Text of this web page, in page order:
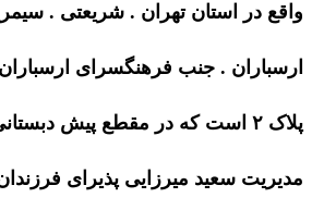
واقع در استان تهران . شریعتی .
ارسباران . جنب فرهنگسرای
پلاک ۲ است که در مقطع پیش
مدیریت سعید میرزایی پذیرای